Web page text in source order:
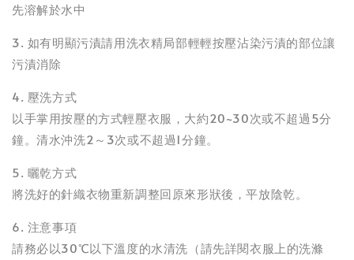
先溶解於水中
3. 如有明顯污漬請用洗衣精局部輕輕按壓沾染污漬的部位讓
污漬消除
4. 壓洗方式
以手掌用按壓的方式輕壓衣服，大約20~30次或不超過5分
鐘。清水沖洗2～3次或不超過1分鐘。
5. 曬乾方式
將洗好的針織衣物重新調整回原來形狀後，平放陰乾。
6. 注意事項
請務必以30℃以下溫度的水清洗（請先詳閱衣服上的洗滌